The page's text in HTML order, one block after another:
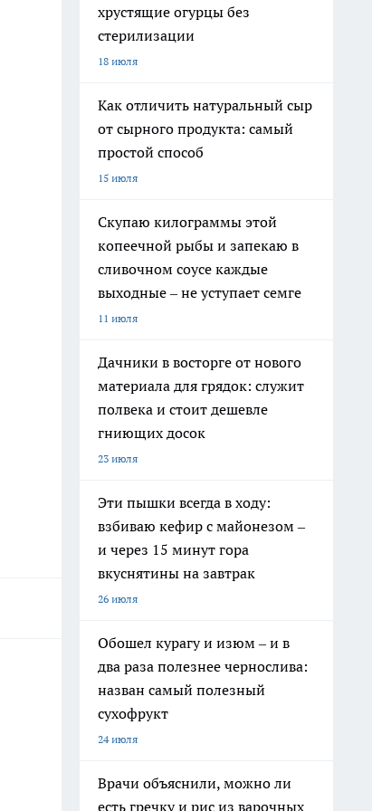
хрустящие огурцы без
стерилизации
18 июля
Как отличить натуральный сыр
от сырного продукта: самый
простой способ
15 июля
Скупаю килограммы этой
копеечной рыбы и запекаю в
сливочном соусе каждые
выходные – не уступает семге
11 июля
Дачники в восторге от нового
материала для грядок: служит
полвека и стоит дешевле
гниющих досок
23 июля
Эти пышки всегда в ходу:
взбиваю кефир с майонезом –
и через 15 минут гора
вкуснятины на завтрак
26 июля
Обошел курагу и изюм – и в
два раза полезнее чернослива:
назван самый полезный
сухофрукт
24 июля
Врачи объяснили, можно ли
есть гречку и рис из варочных